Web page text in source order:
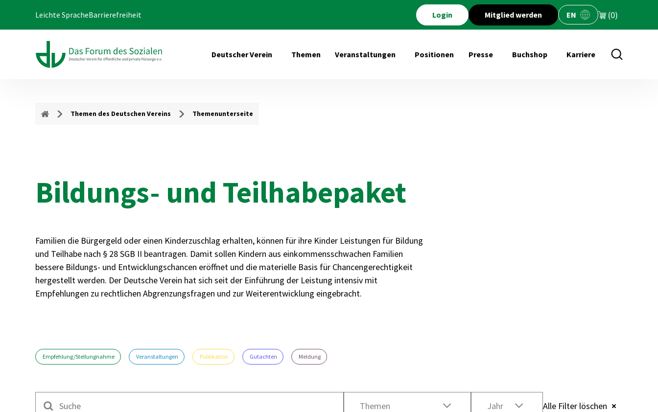
Leichte SpracheBarrierefreiheit Login Mitglied werden EN (0)
Deutscher Verein Themen Veranstaltungen Positionen Presse Buchshop
Untermenü öffnen für
Karriere
Themen des Deutschen Vereins Themenunterseite
Bildungs- und Teilhabepaket
Familien die Bürgergeld oder einen Kinderzuschlag erhalten, können für ihre Kinder Leistungen für Bildung
und Teilhabe nach § 28 SGB II beantragen. Damit sollen Kindern aus einkommensschwachen Familien
bessere Bildungs- und Entwicklungschancen eröffnet und die materielle Basis für Chancengerechtigkeit
hergestellt werden. Der Deutsche Verein hat sich seit der Einführung der Leistung intensiv mit
Empfehlungen zu rechtlichen Abgrenzungsfragen und zur Weiterentwicklung eingebracht.
Empfehlung/Stellungnahme Veranstaltungen Publikation Gutachten Meldung
Suche
Themen Jahr Alle Filter löschen